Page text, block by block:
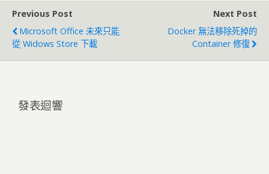
Previous Post
Microsoft Office 未來只能
從 Widows Store 下載
Next Post
Docker 無法移除死掉的
Container 修復
發表迴響